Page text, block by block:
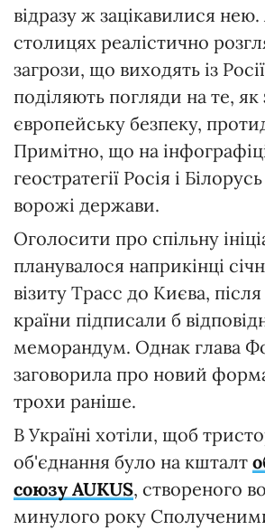
відразу ж зацікавилися
столицях реалістично
загрози, що виходять із
поділяють погляди на те, як
європейську безпеку,
Примітно, що на
геостратегії Росія і
ворожі держави.
Оголосити про спільну
планувалося наприкінці
візиту Трасс до Києва,
країни підписали б
меморандум. Однак глава
заговорила про новий
трохи раніше.
В Україні хотіли, щоб
об'єднання було на кшталт
союзу AUKUS, створеного
минулого року